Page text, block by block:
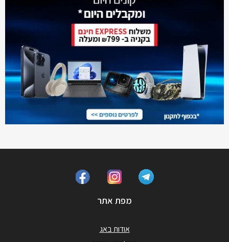
מפת אתר
אודות באג